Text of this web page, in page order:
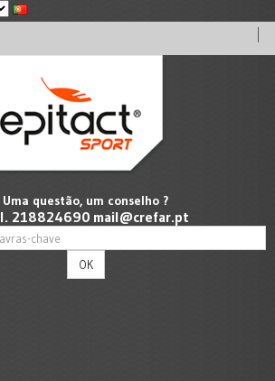
Uma questão, um conselho ?
218824690 mail@crefar.pt
OK